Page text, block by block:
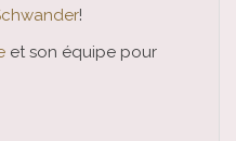
!
et son équipe pour